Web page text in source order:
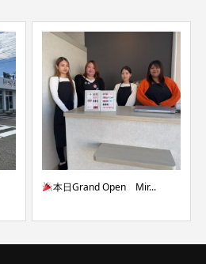
本日Grand Open Mir...